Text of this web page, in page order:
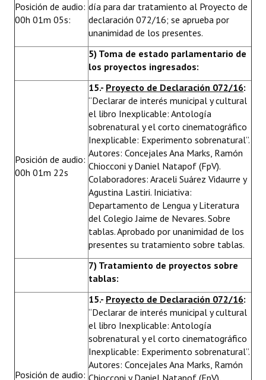
Posición de audio:
00h 01m 05s:
día para dar tratamiento al Proyecto de
declaración 072/16; se aprueba por
unanimidad de los presentes.
5) Toma de estado parlamentario de
los proyectos ingresados:
Posición de audio:
00h 01m 22s
15.- Proyecto de Declaración 072/16:
“Declarar de interés municipal y cultural
el libro Inexplicable: Antología
sobrenatural y el corto cinematográfico
Inexplicable: Experimento sobrenatural”.
Autores: Concejales Ana Marks, Ramón
Chiocconi y Daniel Natapof (FpV).
Colaboradores: Araceli Suárez Vidaurre y
Agustina Lastiri. Iniciativa:
Departamento de Lengua y Literatura
del Colegio Jaime de Nevares. Sobre
tablas. Aprobado por unanimidad de los
presentes su tratamiento sobre tablas.
7) Tratamiento de proyectos sobre
tablas:
Posición de audio:
15.- Proyecto de Declaración 072/16:
“Declarar de interés municipal y cultural
el libro Inexplicable: Antología
sobrenatural y el corto cinematográfico
Inexplicable: Experimento sobrenatural”.
Autores: Concejales Ana Marks, Ramón
Chiocconi y Daniel Natapof (FpV).